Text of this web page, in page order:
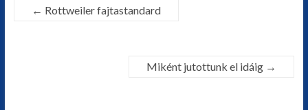
← Rottweiler fajtastandard
Miként jutottunk el idáig →